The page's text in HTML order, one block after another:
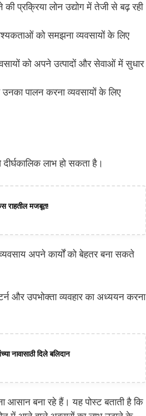
प्रक्रिया लोन उद्योग में तेजी से बढ़ रही
को समझना व्यवसायों के लिए
को अपने उत्पादों और सेवाओं में सुधार
पालन करना व्यवसायों के लिए
लाभ हो सकता है।
राहतील मजबूत!
अपने कार्यों को बेहतर बना सकते
और उपभोक्ता व्यवहार का अध्ययन करना
नावासाठी दिले बलिदान
बना रहे हैं। यह पोस्ट बताती है कि